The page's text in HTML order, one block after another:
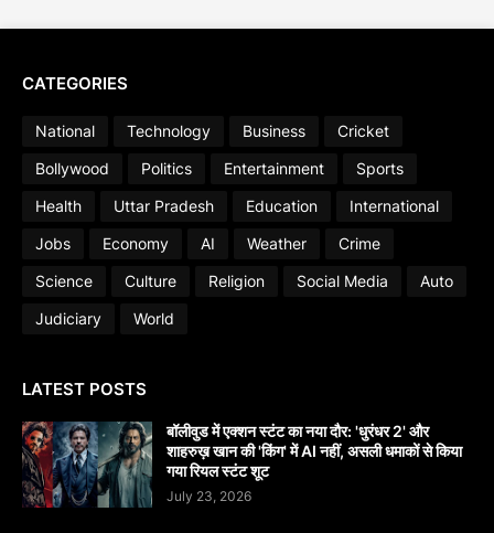
CATEGORIES
National Technology Business
Cricket
Bollywood
Politics Entertainment
Sports
Health
Uttar Pradesh Education
International
Jobs
Economy AI Weather
Crime
Science
Culture Religion Social Media
Auto
Judiciary
World
LATEST POSTS
बॉलीवुड में एक्शन स्टंट का नया दौर: 'धुरंधर 2' और
शाहरुख़ खान की 'किंग' में AI नहीं, असली धमाकों से किया
गया रियल स्टंट शूट
July 23, 2026